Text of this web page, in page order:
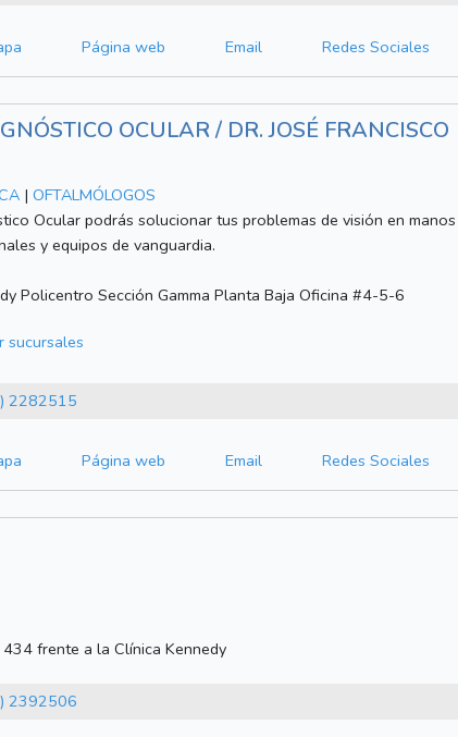
Página web Email Redes Sociales
OCULAR / DR. JOSÉ FRANCISCO
| OFTALMÓLOGOS
Ocular podrás solucionar tus problemas de visión en manos
y equipos de vanguardia.
Policentro Sección Gamma Planta Baja Oficina #4-5-6
sucursales
2282515
Página web Email Redes Sociales
434 frente a la Clínica Kennedy
2392506